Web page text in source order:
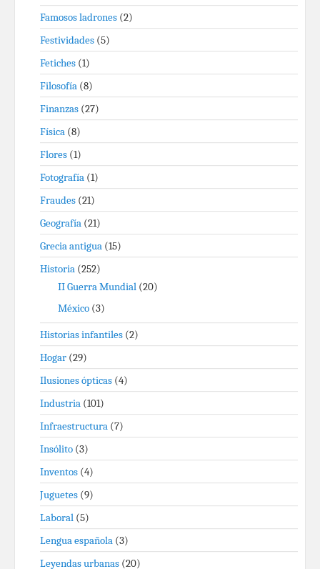
Famosos ladrones (2)
Festividades (5)
Fetiches (1)
Filosofía (8)
Finanzas (27)
Física (8)
Flores (1)
Fotografía (1)
Fraudes (21)
Geografía (21)
Grecia antigua (15)
Historia (252)
II Guerra Mundial (20)
México (3)
Historias infantiles (2)
Hogar (29)
Ilusiones ópticas (4)
Industria (101)
Infraestructura (7)
Insólito (3)
Inventos (4)
Juguetes (9)
Laboral (5)
Lengua española (3)
Leyendas urbanas (20)